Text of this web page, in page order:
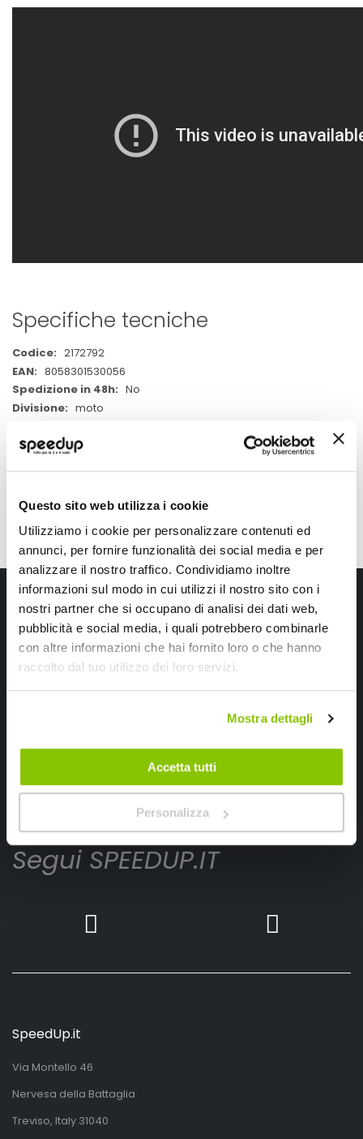
Questo sito web utilizza i cookie
Utilizziamo i cookie per personalizzare contenuti ed
annunci, per fornire funzionalità dei social media e per
analizzare il nostro traffico. Condividiamo inoltre
informazioni sul modo in cui utilizzi il nostro sito con i
nostri partner che si occupano di analisi dei dati web,
pubblicità e social media, i quali potrebbero combinarle
con altre informazioni che hai fornito loro o che hanno
raccolto dal tuo utilizzo dei loro servizi.
Mostra dettagli
Accetta tutti
Personalizza
Specifiche tecniche
Maggiori
Informazioni
2172792
8058301530056
No
moto
Iscriviti alla newsletter Speedup
Ricevi subito uno sconto del 10% per il tuo primo acquisto online!
Iscrivimi
Segui SPEEDUP.IT
SpeedUp.it
Via Montello 46
Nervesa della Battaglia
Treviso, Italy 31040